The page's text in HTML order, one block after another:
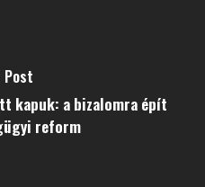
Post
kapuk: a bizalomra épít
reform